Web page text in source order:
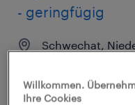
- geringfügig
Schwechat,
Willkommen.
Ihre Cookies